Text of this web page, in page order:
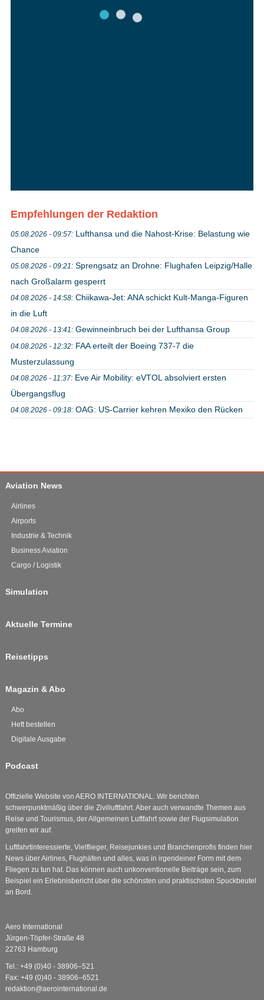
Empfehlungen der Redaktion
05.08.2026 - 09:57: Lufthansa und die Nahost-Krise: Belastung wie
Chance
05.08.2026 - 09:21: Sprengsatz an Drohne: Flughafen Leipzig/Halle
nach Großalarm gesperrt
04.08.2026 - 14:58: Chiikawa-Jet: ANA schickt Kult-Manga-Figuren
in die Luft
04.08.2026 - 13:41: Gewinneinbruch bei der Lufthansa Group
04.08.2026 - 12:32: FAA erteilt der Boeing 737-7 die
Musterzulassung
04.08.2026 - 11:37: Eve Air Mobility: eVTOL absolviert ersten
Übergangsflug
04.08.2026 - 09:18: OAG: US-Carrier kehren Mexiko den Rücken
Aviation News
Airlines
Airports
Industrie & Technik
Business Aviation
Cargo / Logistik
Simulation
Aktuelle Termine
Reisetipps
Magazin & Abo
Abo
Heft bestellen
Digitale Ausgabe
Podcast
Offizielle Website von AERO INTERNATIONAL. Wir berichten
schwerpunktmäßig über die Zivilluftfahrt. Aber auch verwandte Themen aus
Reise und Tourismus, der Allgemeinen Luftfahrt sowie der Flugsimulation
greifen wir auf.
Luftfahrtinteressierte, Vielflieger, Reisejunkies und Branchenprofis finden hier
News über Airlines, Flughäfen und alles, was in irgendeiner Form mit dem
Fliegen zu tun hat. Das können auch unkonventionelle Beiträge sein, zum
Beispiel ein Erlebnisbericht über die schönsten und praktischsten Spuckbeutel
an Bord.
Aero International
Jürgen-Töpfer-Straße 48
22763 Hamburg
Tel.: +49 (0)40 - 38906–521
Fax: +49 (0)40 - 38906–6521
redaktion@aerointernational.de